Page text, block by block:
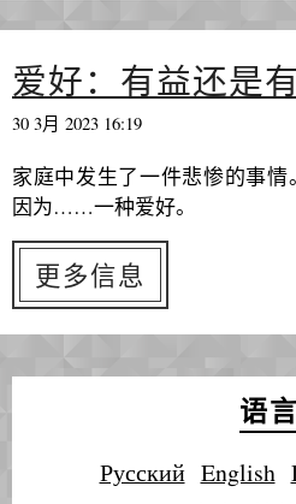
爱好：有益还是有
30 3月 2023 16:19
家庭中发生了一件悲惨的事
因为……一种爱好。
更多信息
语言
Русский English